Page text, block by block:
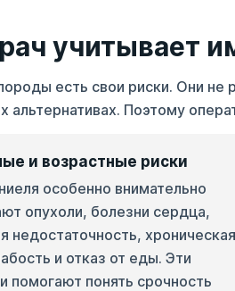
учитывает
есть свои риски. Они не
альтернативах. Поэтому
и возрастные риски
особенно внимательно
опухоли, болезни сердца,
недостаточность, хроническая
и отказ от еды. Эти
помогают понять срочность